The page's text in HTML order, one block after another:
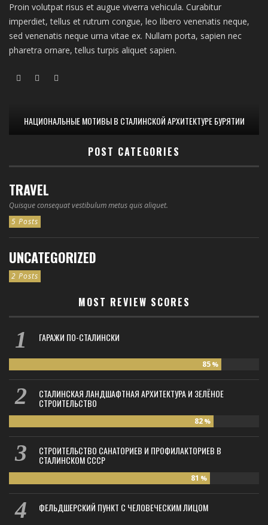
Proin volutpat risus et augue viverra vehicula. Curabitur
imperdiet, tellus et rutrum congue, leo libero venenatis neque,
sed venenatis neque urna vitae ex. Nullam porta, sapien nec
pharetra ornare, tellus turpis aliquet sapien.
НАЦИОНАЛЬНЫЕ МОТИВЫ В СТАЛИНСКОЙ АРХИТЕКТУРЕ БУРЯТИИ
POST CATEGORIES
TRAVEL
Quisque consequat vestibulum metus quis aliquet.
5 Posts
UNCATEGORIZED
2 Posts
MOST REVIEW SCORES
ГАРАЖИ ПО-СТАЛИНСКИ
85 %
СТАЛИНСКАЯ ЛАНДШАФТНАЯ АРХИТЕКТУРА И ЗЕЛЁНОЕ
СТРОИТЕЛЬСТВО
82 %
СТРОИТЕЛЬСТВО САНАТОРИЕВ И ПРОФИЛАКТОРИЕВ В
СТАЛИНСКОМ СССР
81 %
ФЕЛЬДШЕРСКИЙ ПУНКТ С ЧЕЛОВЕЧЕСКИМ ЛИЦОМ